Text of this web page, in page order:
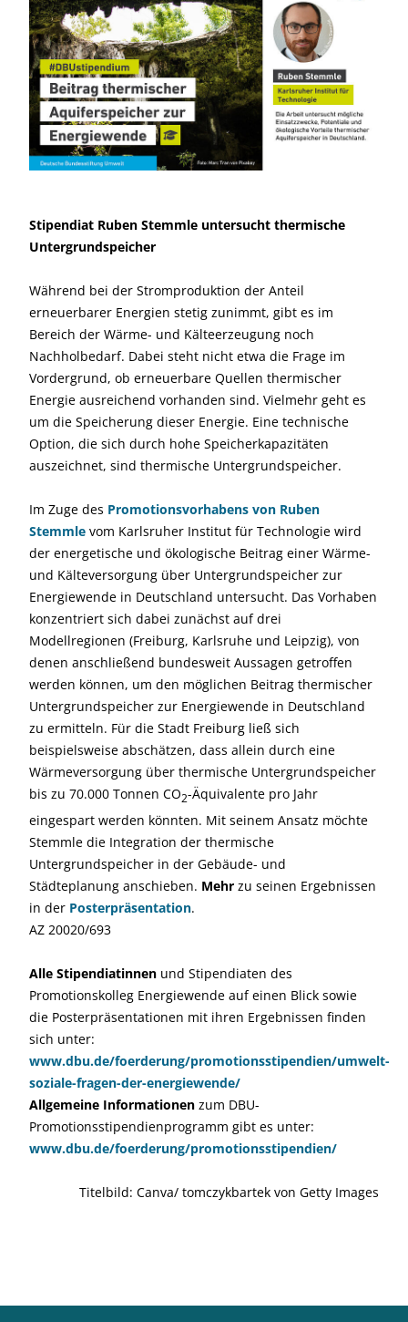
Stipendiat Ruben Stemmle untersucht thermische
Untergrundspeicher
Während bei der Stromproduktion der Anteil
erneuerbarer Energien stetig zunimmt, gibt es im
Bereich der Wärme- und Kälteerzeugung noch
Nachholbedarf. Dabei steht nicht etwa die Frage im
Vordergrund, ob erneuerbare Quellen thermischer
Energie ausreichend vorhanden sind. Vielmehr geht es
um die Speicherung dieser Energie. Eine technische
Option, die sich durch hohe Speicherkapazitäten
auszeichnet, sind thermische Untergrundspeicher.
Im Zuge des Promotionsvorhabens von Ruben
Stemmle vom Karlsruher Institut für Technologie wird
der energetische und ökologische Beitrag einer Wärme-
und Kälteversorgung über Untergrundspeicher zur
Energiewende in Deutschland untersucht. Das Vorhaben
konzentriert sich dabei zunächst auf drei
Modellregionen (Freiburg, Karlsruhe und Leipzig), von
denen anschließend bundesweit Aussagen getroffen
werden können, um den möglichen Beitrag thermischer
Untergrundspeicher zur Energiewende in Deutschland
zu ermitteln. Für die Stadt Freiburg ließ sich
beispielsweise abschätzen, dass allein durch eine
Wärmeversorgung über thermische Untergrundspeicher
bis zu 70.000 Tonnen CO2-Äquivalente pro Jahr
eingespart werden könnten. Mit seinem Ansatz möchte
Stemmle die Integration der thermische
Untergrundspeicher in der Gebäude- und
Städteplanung anschieben. Mehr zu seinen Ergebnissen
in der Posterpräsentation.
AZ 20020/693
Alle Stipendiatinnen und Stipendiaten des
Promotionskolleg Energiewende auf einen Blick sowie
die Posterpräsentationen mit ihren Ergebnissen finden
sich unter:
www.dbu.de/foerderung/promotionsstipendien/umwelt-
soziale-fragen-der-energiewende/
Allgemeine Informationen zum DBU-
Promotionsstipendienprogramm gibt es unter:
www.dbu.de/foerderung/promotionsstipendien/
Titelbild: Canva/ tomczykbartek von Getty Images